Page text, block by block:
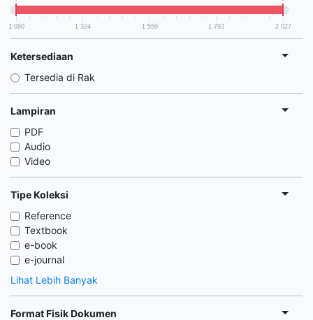
1 090 1 324 1 559 1 793 2 027
Ketersediaan
Tersedia di Rak
Lampiran
PDF
Audio
Video
Tipe Koleksi
Reference
Textbook
e-book
e-journal
Lihat Lebih Banyak
Format Fisik Dokumen